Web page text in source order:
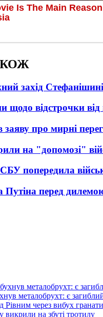
захід
щодо відстрочки від
заяву про мирні
на "допомозі"
попередила
Путіна перед
металобрухт: є
Рівним через вибух
викрили на збуті тротилу